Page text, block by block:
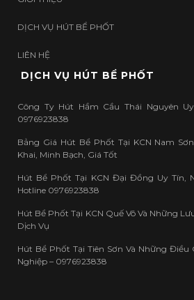
DỊCH VỤ HÚT BỂ PHỐT
LIÊN HỆ
DỊCH VỤ HÚT BỂ PHỐT
Công Ty Hút Hầm Cầu Thái Nguyên
0976923838
Bảng Giá Hút Bể Phốt Tại KCN Nam
Khai, Minh Bạch, Giá Tốt
Hút Bể Phốt Tại KCN Đại Đồng Uy Tín,
Hotline 0976923838
Hút Bể Phốt Tại KCN Quế Võ Và Những
Dịch Vụ
Hút Bể Phốt Tại Tiên Sơn Và Những Điều
Nghiệp – 0976923838